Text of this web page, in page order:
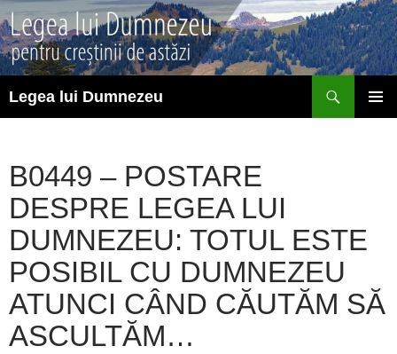
Sari
la
conținut
Legea lui Dumnezeu
B0449 – POSTARE
DESPRE LEGEA LUI
DUMNEZEU: TOTUL ESTE
POSIBIL CU DUMNEZEU
ATUNCI CÂND CĂUTĂM SĂ
ASCULTĂM…